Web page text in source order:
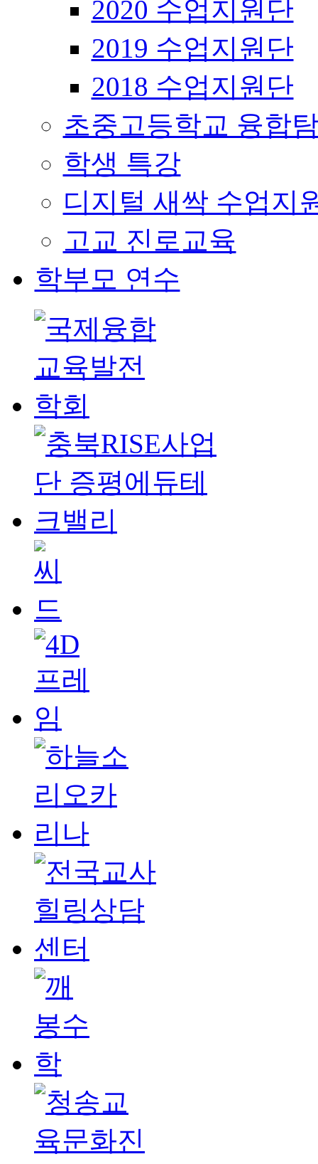
2020 수업지원단
2019 수업지원단
2018 수업지원단
초중고등학교 융합
학생 특강
디지털 새싹 수업지
고교 진로교육
학부모 연수